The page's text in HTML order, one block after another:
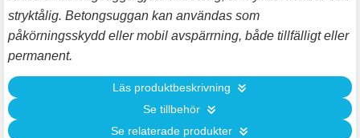
stryktålig. Betongsuggan kan användas som
påkörningsskydd eller mobil avspärrning, både tillfälligt eller
permanent.
Läs produktbeskrivning
Se tillbehör
Se relaterade produkter